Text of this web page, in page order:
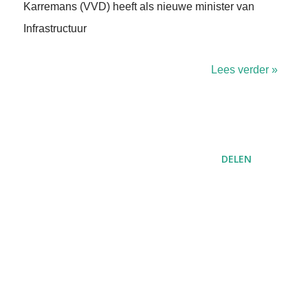
Karremans (VVD) heeft als nieuwe minister van
Infrastructuur
Lees verder »
DELEN